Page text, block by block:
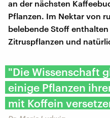
an der nächsten
Pflanzen. Im Nektar von
belebende Stoff
Zitruspflanzen und
"Die Wissenschaft
einige Pflanzen
mit Koffein